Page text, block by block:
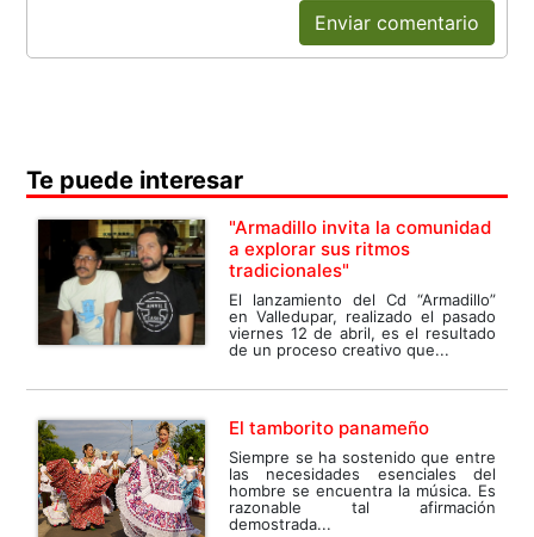
Enviar comentario
Te puede interesar
"Armadillo invita la comunidad
a explorar sus ritmos
tradicionales"
El lanzamiento del Cd “Armadillo”
en Valledupar, realizado el pasado
viernes 12 de abril, es el resultado
de un proceso creativo que...
El tamborito panameño
Siempre se ha sostenido que entre
las necesidades esenciales del
hombre se encuentra la música. Es
razonable tal afirmación
demostrada...